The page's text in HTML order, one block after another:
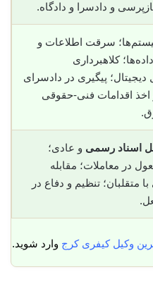
و دادسرا و دادگاه.
سرقت اطلاعات و
کلاهبرداری
دیجیتال؛ پیگیری در دادسرای
اخذ اقدامات فنی-حقوقی
اسناد رسمی و عادی؛
در معاملات؛ مقابله
متقلبان؛ تنظیم و دفاع در
وکیل کیفری کرج وارد شوید.